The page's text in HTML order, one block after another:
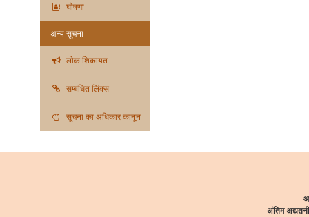
घोषणा
अन्य सूचना
लोक शिकायत
सम्बंधित लिंक्स
सूचना का अधिकार कानून
अंतिम